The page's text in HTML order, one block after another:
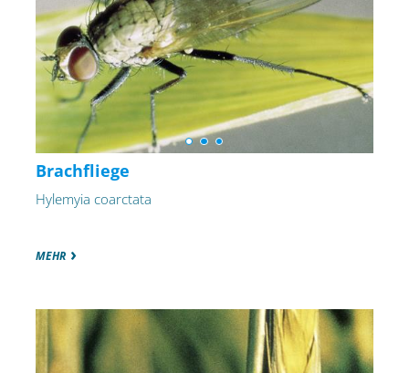
Brachfliege
Hylemyia coarctata
MEHR